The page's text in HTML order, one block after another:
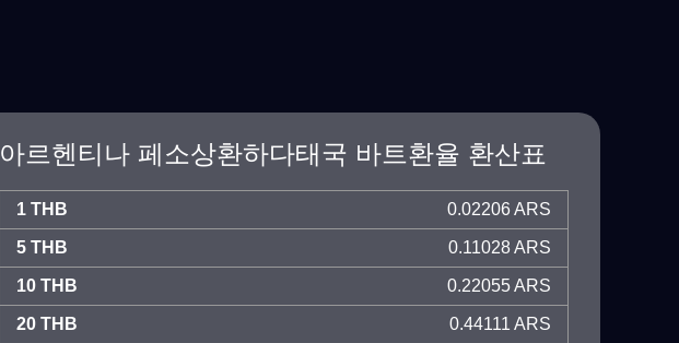
아르헨티나 페소상환하다태국 바트환율 환산표
1 THB 0.02206 ARS
5 THB 0.11028 ARS
10 THB 0.22055 ARS
20 THB 0.44111 ARS